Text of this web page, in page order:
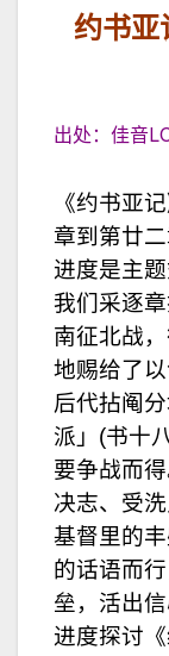
约书亚
出处：佳音
《约书亚
章到第廿
进度是主
我们采逐
南征北战
地赐给了
后代拈阄
派」(书十
要争战而
决志、受
基督里的
的话语而
垒，活出
进度探讨